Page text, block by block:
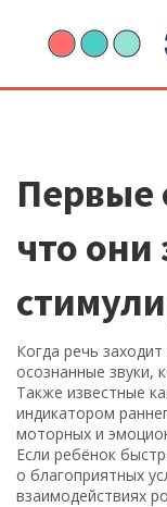
Первые
что они
Когда речь заходит
осознанные
Также известные
индикатором
моторных и
Если ребёнок
о благоприятных
взаимодействиях